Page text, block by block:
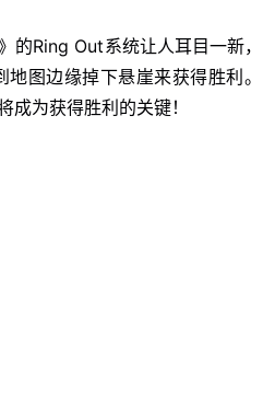
Ring Out系统让人耳目一新，
图边缘掉下悬崖来获得胜利。
为获得胜利的关键！